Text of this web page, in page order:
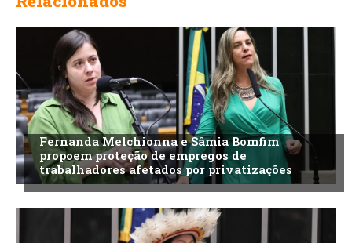
Fernanda Melchionna e Sâmia Bomfim
propoem proteção de empregos de
trabalhadores afetados por privatizações